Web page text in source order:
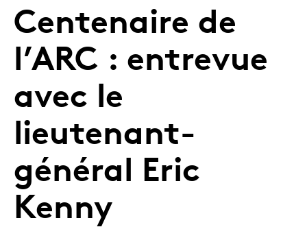
Centenaire de
l’ARC : entrevue
avec le
lieutenant-
général Eric
Kenny